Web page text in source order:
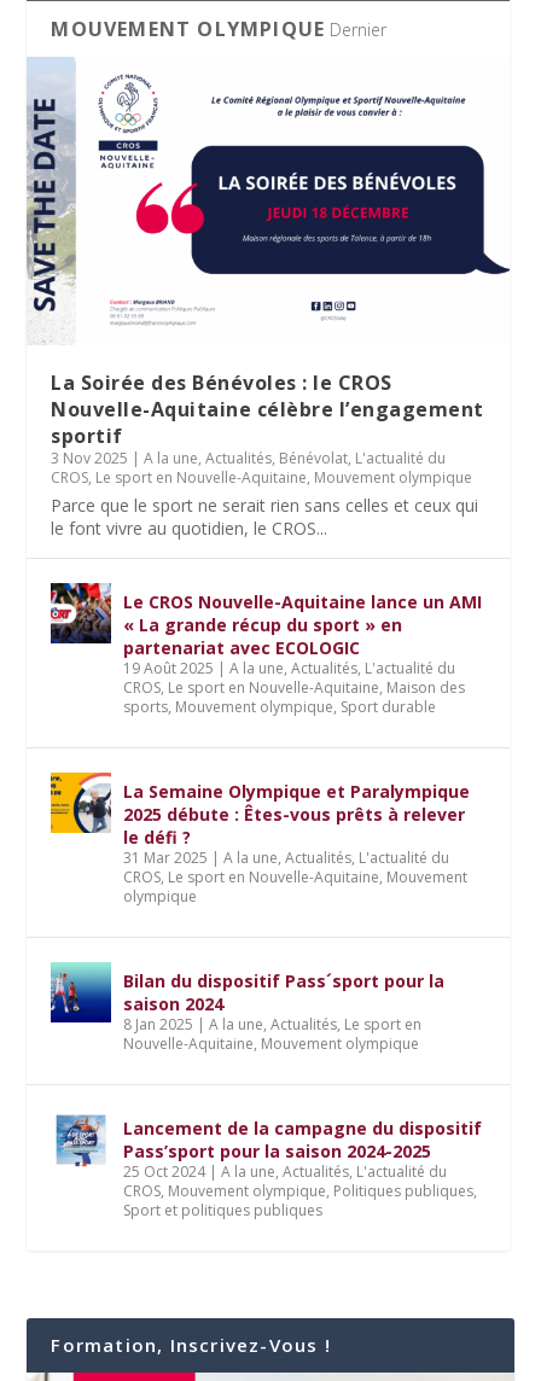
MOUVEMENT OLYMPIQUE Dernier
La Soirée des Bénévoles : le CROS
Nouvelle-Aquitaine célèbre l’engagement
sportif
3 Nov 2025 |A la une,Actualités, Bénévolat, L'actualité du
CROS, Le sport en Nouvelle-Aquitaine, Mouvement olympique
Parce que le sport ne serait rien sans celles et ceux qui
le font vivre au quotidien, le CROS...
Le CROS Nouvelle-Aquitaine lance un AMI
« La grande récup du sport » en
partenariat avec ECOLOGIC
19 Août 2025 |A la une,Actualités, L'actualité du
CROS, Le sport en Nouvelle-Aquitaine, Maison des
sports, Mouvement olympique, Sport durable
La Semaine Olympique et Paralympique
2025 débute : Êtes-vous prêts à relever
le défi ?
31 Mar 2025 |A la une,Actualités, L'actualité du
CROS, Le sport en Nouvelle-Aquitaine, Mouvement
olympique
Bilan du dispositif Pass´sport pour la
saison 2024
8 Jan 2025 |A la une,Actualités, Le sport en
Nouvelle-Aquitaine, Mouvement olympique
Lancement de la campagne du dispositif
Pass’sport pour la saison 2024-2025
25 Oct 2024|A la une,Actualités, L'actualité du
CROS, Mouvement olympique, Politiques publiques,
Sport et politiques publiques
Formation, Inscrivez-Vous !